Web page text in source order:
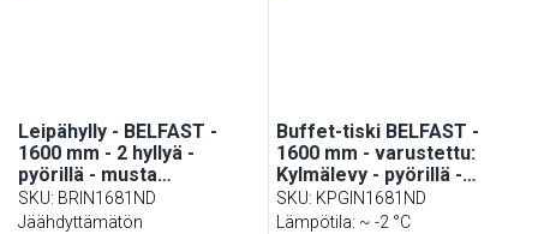
Leipähylly - BELFAST -
1600 mm - 2 hyllyä -
pyörillä - musta
graniittitaso
SKU: BRIN1681ND
Jäähdyttämätön
Buffet-tiski BELFAST -
1600 mm - varustettu:
Kylmälevy - pyörillä -
musta
SKU: KPGIN1681ND
Lämpötila: ~ -2 °C